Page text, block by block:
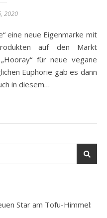
2020
auf den Markt
für neue vegane
Euphorie gab es dann
in diesem…
Star am Tofu-Himmel: